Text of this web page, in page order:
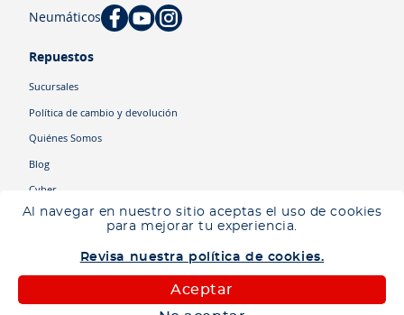
Al navegar en nuestro sitio aceptas el uso de cookies
para mejorar tu experiencia.
Revisa nuestra política de cookies.
Aceptar
Neumáticos
Repuestos
Sucursales
Política de cambio y devolución
Quiénes Somos
Blog
Cyber